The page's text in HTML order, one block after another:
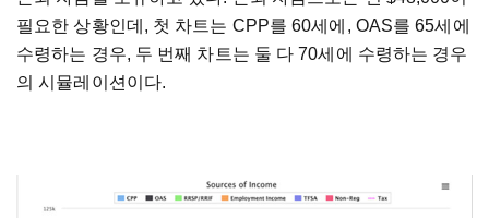
필요한 상황인데, 첫 차트는 CPP를 60세에, OAS를 65세에
수령하는 경우, 두 번째 차트는 둘 다 70세에 수령하는 경우
의 시뮬레이션이다.